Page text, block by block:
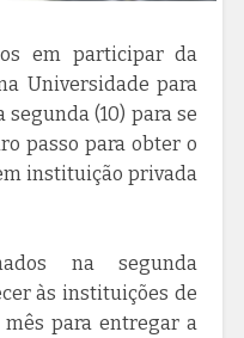
em participar da
Universidade para
segunda (10) para se
passo para obter o
instituição privada
na segunda
às instituições de
mês para entregar a